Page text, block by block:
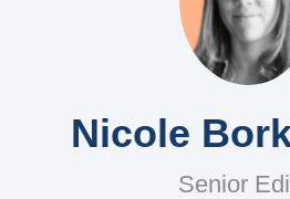
Nicole
Senior